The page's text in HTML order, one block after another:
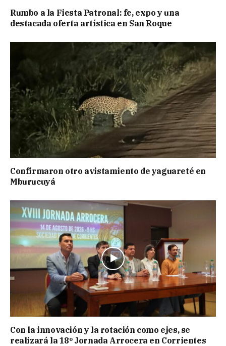
Rumbo a la Fiesta Patronal: fe, expo y una
destacada oferta artística en San Roque
Confirmaron otro avistamiento de yaguareté en
Mburucuyá
Con la innovación y la rotación como ejes, se
realizará la 18º Jornada Arrocera en Corrientes